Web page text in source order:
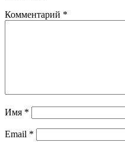
Комментарий *
Имя *
Email *